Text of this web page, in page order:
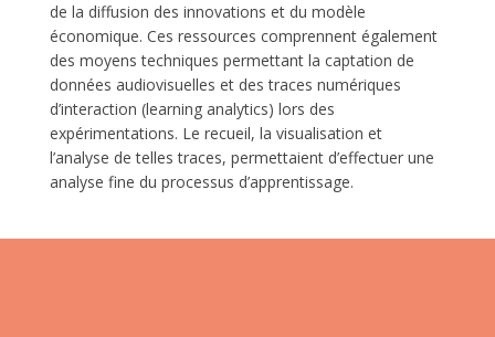
de la diffusion des innovations et du modèle
économique. Ces ressources comprennent également
des moyens techniques permettant la captation de
données audiovisuelles et des traces numériques
d’interaction (learning analytics) lors des
expérimentations. Le recueil, la visualisation et
l’analyse de telles traces, permettaient d’effectuer une
analyse fine du processus d’apprentissage.